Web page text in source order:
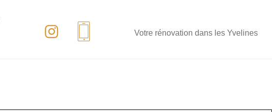
Votre rénovation dans les Yvelines